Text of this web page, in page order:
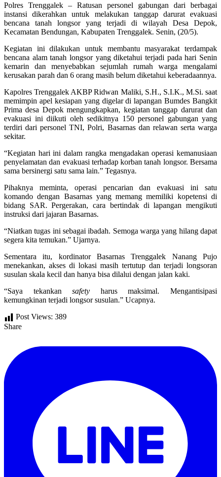
Polres Trenggalek – Ratusan personel gabungan dari berbagai
instansi dikerahkan untuk melakukan tanggap darurat evakuasi
bencana tanah longsor yang terjadi di wilayah Desa Depok,
Kecamatan Bendungan, Kabupaten Trenggalek. Senin, (20/5).
Kegiatan ini dilakukan untuk membantu masyarakat terdampak
bencana alam tanah longsor yang diketahui terjadi pada hari Senin
kemarin dan menyebabkan sejumlah rumah warga mengalami
kerusakan parah dan 6 orang masih belum diketahui keberadaannya.
Kapolres Trenggalek AKBP Ridwan Maliki, S.H., S.I.K., M.Si. saat
memimpin apel kesiapan yang digelar di lapangan Bumdes Bangkit
Prima desa Depok mengungkapkan, kegiatan tanggap darurat dan
evakuasi ini diikuti oleh sedikitnya 150 personel gabungan yang
terdiri dari personel TNI, Polri, Basarnas dan relawan serta warga
sekitar.
“Kegiatan hari ini dalam rangka mengadakan operasi kemanusiaan
penyelamatan dan evakuasi terhadap korban tanah longsor. Bersama
sama bersinergi satu sama lain.” Tegasnya.
Pihaknya meminta, operasi pencarian dan evakuasi ini satu
komando dengan Basarnas yang memang memiliki kopetensi di
bidang SAR. Pergerakan, cara bertindak di lapangan mengikuti
instruksi dari jajaran Basarnas.
“Niatkan tugas ini sebagai ibadah. Semoga warga yang hilang dapat
segera kita temukan.” Ujarnya.
Sementara itu, kordinator Basarnas Trenggalek Nanang Pujo
menekankan, akses di lokasi masih tertutup dan terjadi longsoran
susulan skala kecil dan hanya bisa dilalui dengan jalan kaki.
“Saya tekankansafety harus maksimal. Mengantisipasi
kemungkinan terjadi longsor susulan.” Ucapnya.
Post Views: 389
Share